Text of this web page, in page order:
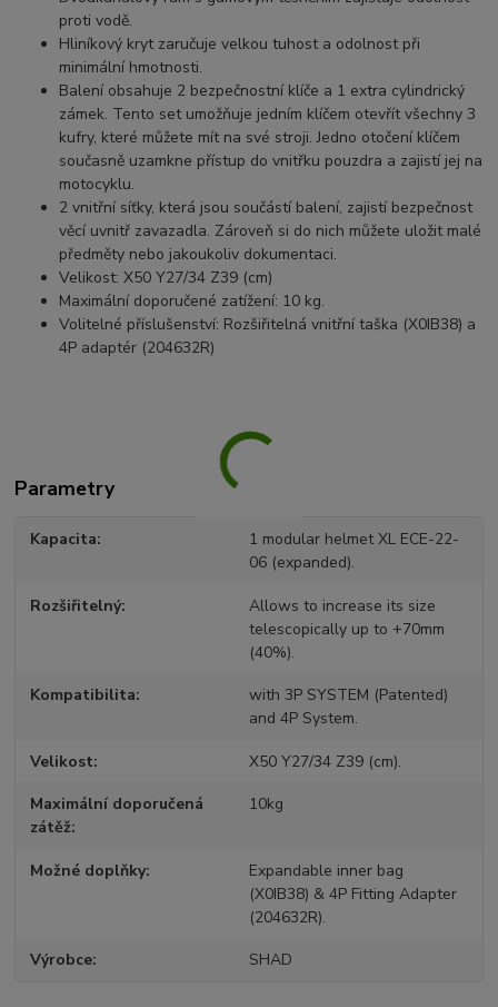
proti vodě.
Hliníkový kryt zaručuje velkou tuhost a odolnost při
minimální hmotnosti.
Balení obsahuje 2 bezpečnostní klíče a 1 extra cylindrický
zámek. Tento set umožňuje jedním klíčem otevřít všechny 3
kufry, které můžete mít na své stroji. Jedno otočení klíčem
současně uzamkne přístup do vnitřku pouzdra a zajistí jej na
motocyklu.
2 vnitřní síťky, která jsou součástí balení, zajistí bezpečnost
věcí uvnitř zavazadla. Zároveň si do nich můžete uložit malé
předměty nebo jakoukoliv dokumentaci.
Velikost: X50 Y27/34 Z39 (cm)
Maximální doporučené zatížení: 10 kg.
Volitelné příslušenství: Rozšiřitelná vnitřní taška (X0IB38) a
4P adaptér (204632R)
Parametry
Kapacita
1 modular helmet XL ECE-22-
06 (expanded).
Rozšiřitelný
Allows to increase its size
telescopically up to +70mm
(40%).
Kompatibilita
with 3P SYSTEM (Patented)
and 4P System.
Velikost X50 Y27/34 Z39 (cm).
Maximální doporučená
zátěž
10kg
Možné doplňky
Expandable inner bag
(X0IB38) & 4P Fitting Adapter
(204632R).
Výrobce SHAD